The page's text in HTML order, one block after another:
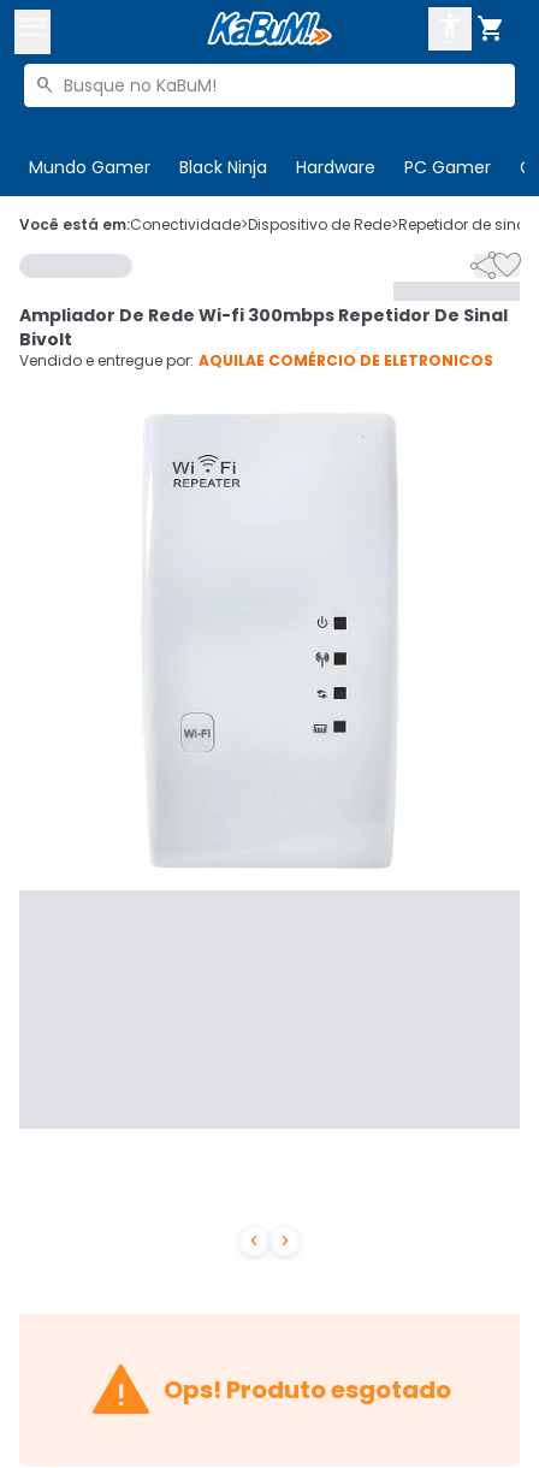

Buscar produtos

Mundo Gamer Black Ninja Hardware PC Gamer
 Olá. Acesse sua conta
 Departamentos
 Cupons
CADASTRE-SE
Você está em:Conectividade>Dispositivo de Rede>Repetidor de sinal
 

Ampliador De Rede Wi-fi 300mbps Repetidor De Sinal
Bivolt
Vendido e entregue por: AQUILAE COMÉRCIO DE ELETRONICOS
 Ops! Produto esgotado